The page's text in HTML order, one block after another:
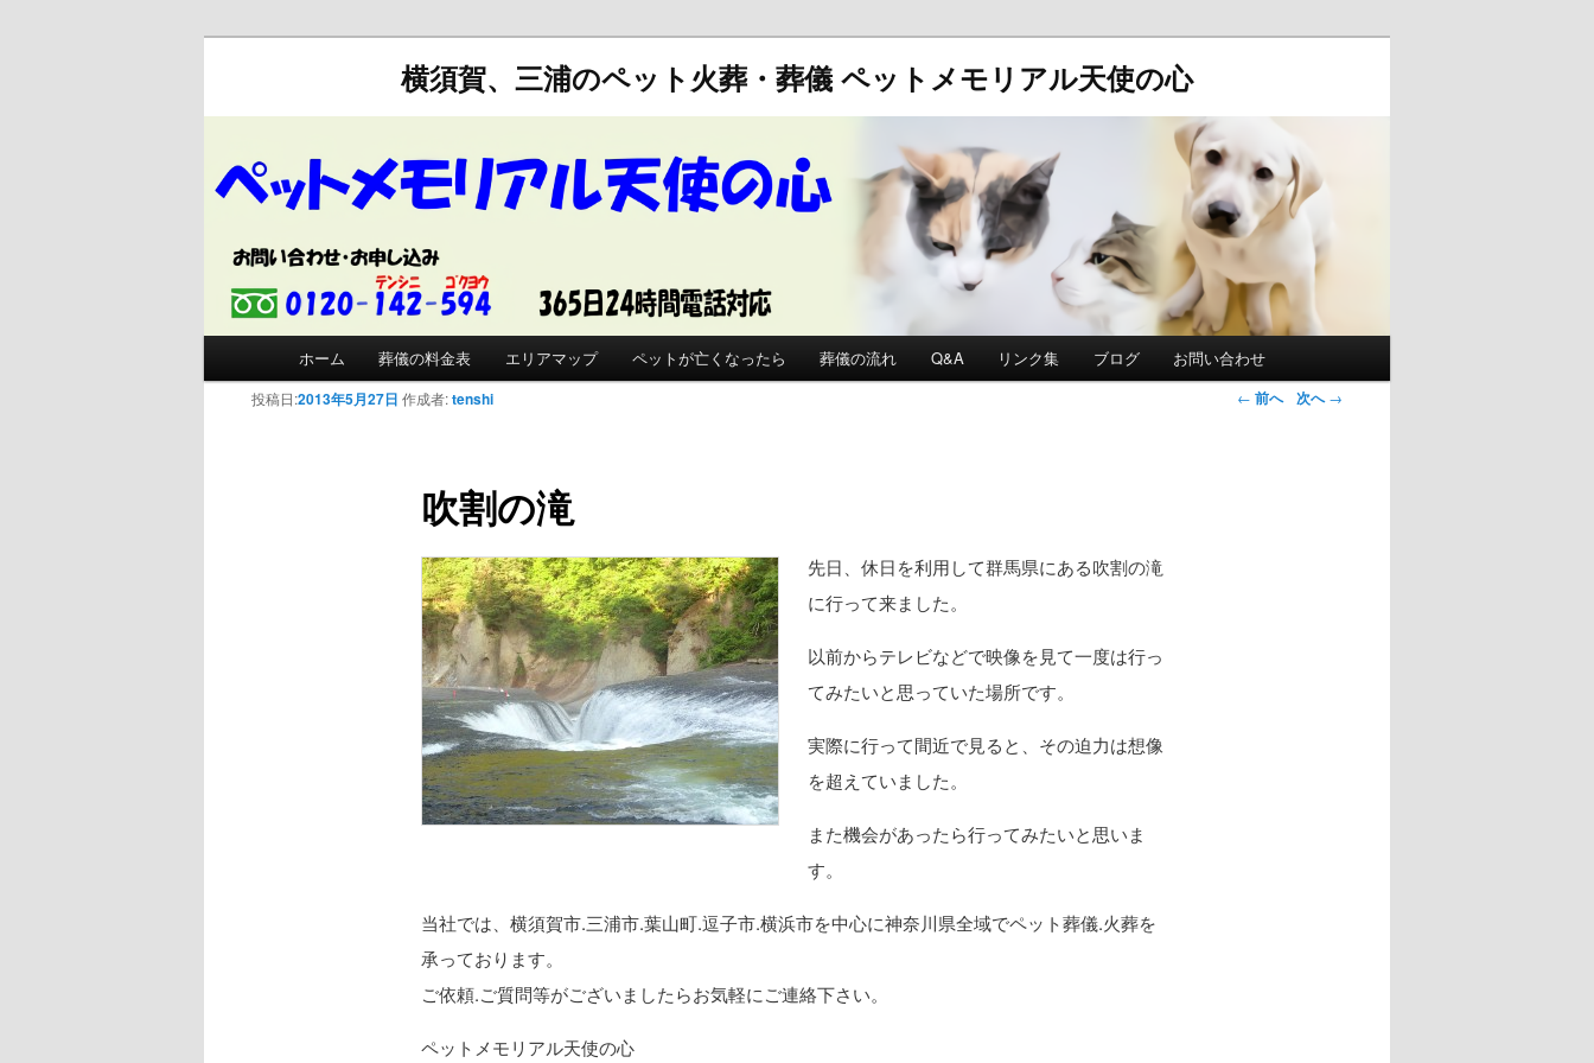
横須賀、三浦のペット火葬・葬儀 ペットメモリアル天使の心
メインメニュー
メインコンテンツへ移動
サブコンテンツへ移動
ホーム 葬儀の料金表 エリアマップ ペットが亡くなったら 葬儀の流れ Q&A リンク集 ブログ お問い合わせ
投稿ナビゲ
← 前へ 次へ→
吹割の滝
投稿日:2013年5月27日 作成者:tenshi
先日、休日を利用して群馬県にある吹割の滝
に行って来ました。
以前からテレビなどで映像を見て一度は行っ
てみたいと思っていた場所です。
実際に行って間近で見ると、その迫力は想像
を超えていました。
また機会があったら行ってみたいと思いま
す。
当社では、横須賀市.三浦市.葉山町.逗子市.横浜市を中心に神奈川県全域でペット葬儀.火葬を
承っております。
ご依頼.ご質問等がございましたらお気軽にご連絡下さい。
ペットメモリアル天使の心